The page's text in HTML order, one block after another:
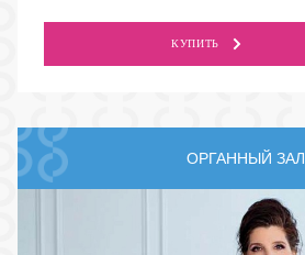
КУПИТЬ
ОРГАННЫЙ ЗАЛ